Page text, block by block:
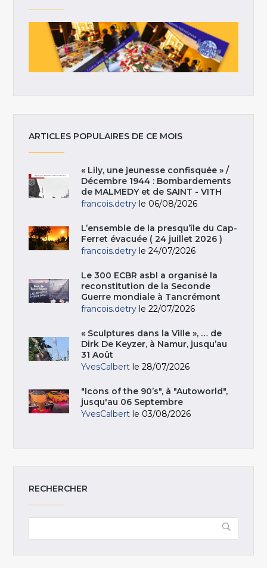
ARTICLES POPULAIRES DE CE MOIS
« Lily, une jeunesse confisquée » /
Décembre 1944 : Bombardements
de MALMEDY et de SAINT - VITH
francois.detry le 06/08/2026
L’ensemble de la presqu’île du Cap-
Ferret évacuée ( 24 juillet 2026 )
francois.detry le 24/07/2026
Le 300 ECBR asbl a organisé la
reconstitution de la Seconde
Guerre mondiale à Tancrémont
francois.detry le 22/07/2026
« Sculptures dans la Ville », … de
Dirk De Keyzer, à Namur, jusqu’au
31 Août
YvesCalbert le 28/07/2026
"Icons of the 90’s", à "Autoworld",
jusqu'au 06 Septembre
YvesCalbert le 03/08/2026
RECHERCHER